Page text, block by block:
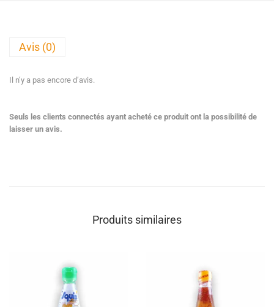
Avis (0)
Il n’y a pas encore d’avis.
Seuls les clients connectés ayant acheté ce produit ont la possibilité de
laisser un avis.
Produits similaires